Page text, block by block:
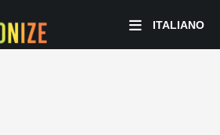
ITALIANO